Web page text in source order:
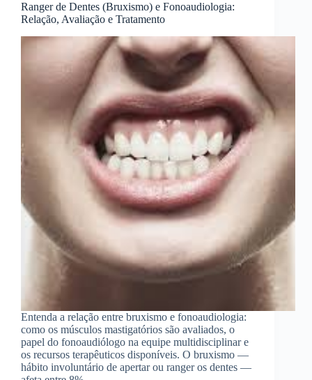
Ranger de Dentes (Bruxismo) e Fonoaudiologia:
Relação, Avaliação e Tratamento
Entenda a relação entre bruxismo e fonoaudiologia:
como os músculos mastigatórios são avaliados, o
papel do fonoaudiólogo na equipe multidisciplinar e
os recursos terapêuticos disponíveis. O bruxismo —
hábito involuntário de apertar ou ranger os dentes —